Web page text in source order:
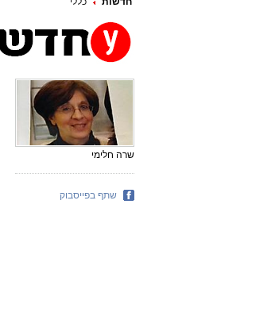
שרה חלימי
שתף בפייסבוק